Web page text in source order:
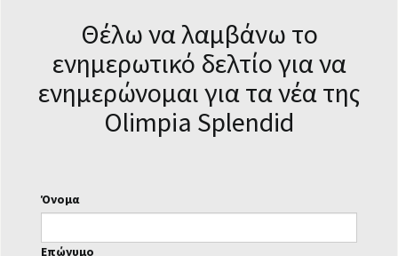
Θέλω να λαμβάνω το
ενημερωτικό δελτίο για να
ενημερώνομαι για τα νέα της
Olimpia Splendid
Όνομα
Επώνυμο